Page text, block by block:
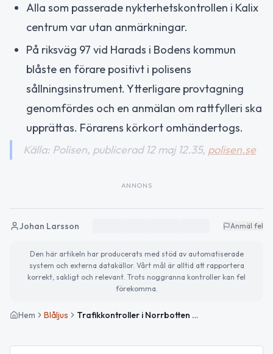
Alla som passerade nykterhetskontrollen i Kalix
centrum var utan anmärkningar.
På riksväg 97 vid Harads i Bodens kommun
blåste en förare positivt i polisens
sållningsinstrument. Ytterligare provtagning
genomfördes och en anmälan om rattfylleri ska
upprättas. Förarens körkort omhändertogs.
Källa: Polisen, publicerad 12 maj 12.35, polisen.se
ANNONS
Johan Larsson Anmäl fel
Den här artikeln har producerats med stöd av automatiserade
system och externa datakällor. Vårt mål är alltid att rapportera
korrekt, sakligt och relevant. Trots noggranna kontroller kan fel
förekomma.
Hem Blåljus Trafikkontroller i Norrbotten den 12 maj – flera anmälningar och böter